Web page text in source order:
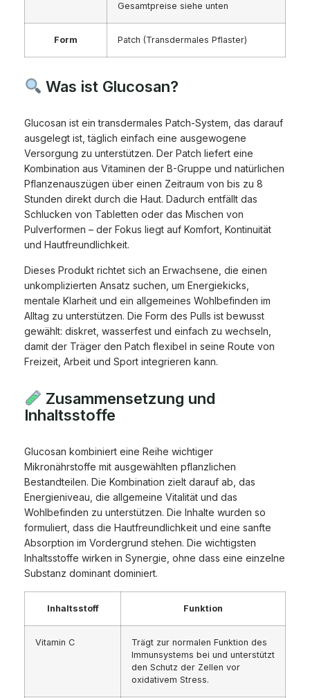
Gesamtpreise siehe unten
Form Patch (Transdermales Pflaster)
Was ist Glucosan?
Glucosan ist ein transdermales Patch-System, das darauf
ausgelegt ist, täglich einfach eine ausgewogene
Versorgung zu unterstützen. Der Patch liefert eine
Kombination aus Vitaminen der B-Gruppe und natürlichen
Pflanzenauszügen über einen Zeitraum von bis zu 8
Stunden direkt durch die Haut. Dadurch entfällt das
Schlucken von Tabletten oder das Mischen von
Pulverformen – der Fokus liegt auf Komfort, Kontinuität
und Hautfreundlichkeit.
Dieses Produkt richtet sich an Erwachsene, die einen
unkomplizierten Ansatz suchen, um Energiekicks,
mentale Klarheit und ein allgemeines Wohlbefinden im
Alltag zu unterstützen. Die Form des Pulls ist bewusst
gewählt: diskret, wasserfest und einfach zu wechseln,
damit der Träger den Patch flexibel in seine Route von
Freizeit, Arbeit und Sport integrieren kann.
Zusammensetzung und
Inhaltsstoffe
Glucosan kombiniert eine Reihe wichtiger
Mikronährstoffe mit ausgewählten pflanzlichen
Bestandteilen. Die Kombination zielt darauf ab, das
Energieniveau, die allgemeine Vitalität und das
Wohlbefinden zu unterstützen. Die Inhalte wurden so
formuliert, dass die Hautfreundlichkeit und eine sanfte
Absorption im Vordergrund stehen. Die wichtigsten
Inhaltsstoffe wirken in Synergie, ohne dass eine einzelne
Substanz dominant dominiert.
Inhaltsstoff Funktion
Vitamin C
Trägt zur normalen Funktion des
Immunsystems bei und unterstützt
den Schutz der Zellen vor
oxidativem Stress.